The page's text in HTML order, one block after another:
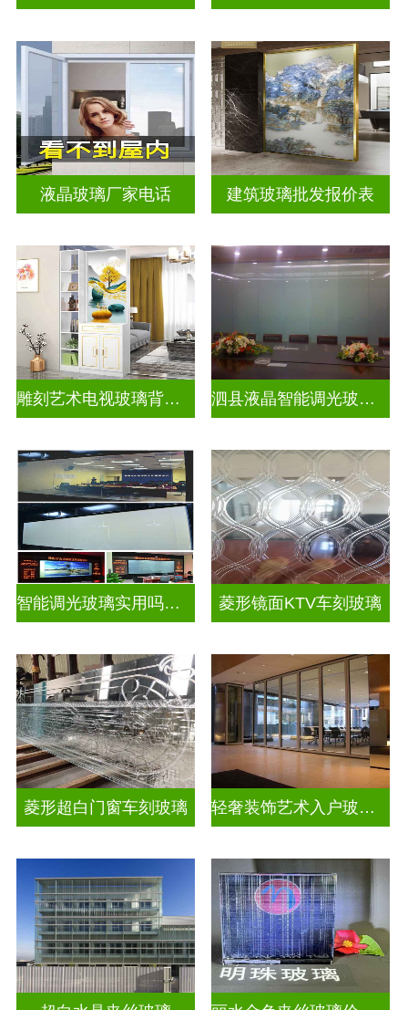
液晶玻璃厂家电话 建筑玻璃批发报价表
雕刻艺术电视玻璃背景墙 泗县液晶智能调光玻璃定做电话
智能调光玻璃实用吗视频 菱形镜面KTV车刻玻璃
菱形超白门窗车刻玻璃 轻奢装饰艺术入户玻璃屏风隔断